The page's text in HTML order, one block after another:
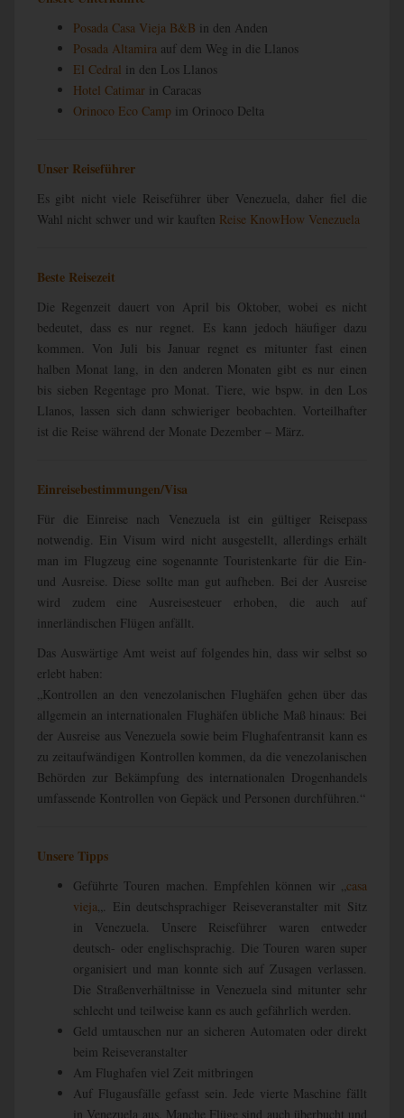
Posada Casa Vieja B&B in den Anden
Posada Altamira auf dem Weg in die Llanos
El Cedral in den Los Llanos
Hotel Catimar in Caracas
Orinoco Eco Camp im Orinoco Delta
Unser Reiseführer
Es gibt nicht viele Reiseführer über Venezuela, daher fiel die
Wahl nicht schwer und wir kauften Reise KnowHow Venezuela
Beste Reisezeit
Die Regenzeit dauert von April bis Oktober, wobei es nicht
bedeutet, dass es nur regnet. Es kann jedoch häufiger dazu
kommen. Von Juli bis Januar regnet es mitunter fast einen
halben Monat lang, in den anderen Monaten gibt es nur einen
bis sieben Regentage pro Monat. Tiere, wie bspw. in den Los
Llanos, lassen sich dann schwieriger beobachten. Vorteilhafter
ist die Reise während der Monate Dezember – März.
Einreisebestimmungen/Visa
Für die Einreise nach Venezuela ist ein gültiger Reisepass
notwendig. Ein Visum wird nicht ausgestellt, allerdings erhält
man im Flugzeug eine sogenannte Touristenkarte für die Ein-
und Ausreise. Diese sollte man gut aufheben. Bei der Ausreise
wird zudem eine Ausreisesteuer erhoben, die auch auf
innerländischen Flügen anfällt.
Das Auswärtige Amt weist auf folgendes hin, dass wir selbst so
erlebt haben:
„Kontrollen an den venezolanischen Flughäfen gehen über das
allgemein an internationalen Flughäfen übliche Maß hinaus: Bei
der Ausreise aus Venezuela sowie beim Flughafentransit kann es
zu zeitaufwändigen Kontrollen kommen, da die venezolanischen
Behörden zur Bekämpfung des internationalen Drogenhandels
umfassende Kontrollen von Gepäck und Personen durchführen.“
Unsere Tipps
Geführte Touren machen. Empfehlen können wir „casa
vieja„. Ein deutschsprachiger Reiseveranstalter mit Sitz
in Venezuela. Unsere Reiseführer waren entweder
deutsch- oder englischsprachig. Die Touren waren super
organisiert und man konnte sich auf Zusagen verlassen.
Die Straßenverhältnisse in Venezuela sind mitunter sehr
schlecht und teilweise kann es auch gefährlich werden.
Geld umtauschen nur an sicheren Automaten oder direkt
beim Reiseveranstalter
Am Flughafen viel Zeit mitbringen
Auf Flugausfälle gefasst sein. Jede vierte Maschine fällt
in Venezuela aus. Manche Flüge sind auch überbucht und